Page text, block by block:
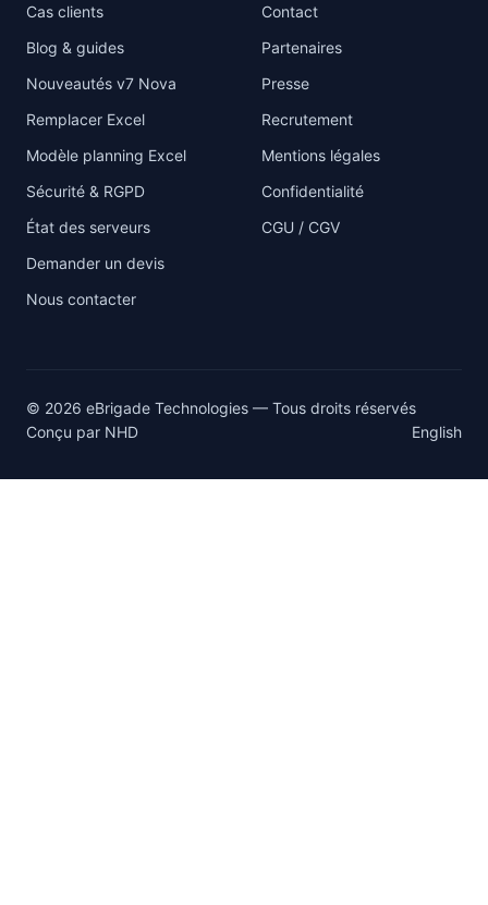
Cas clients
Blog & guides
Nouveautés v7 Nova
Remplacer Excel
Modèle planning Excel
Sécurité & RGPD
État des serveurs
Demander un devis
Nous contacter
Contact
Partenaires
Presse
Recrutement
Mentions légales
Confidentialité
CGU / CGV
© 2026 eBrigade Technologies — Tous droits réservés
Conçu par NHD English